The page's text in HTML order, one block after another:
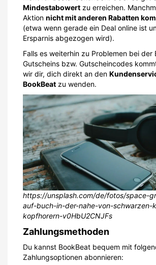
Mindestabowert zu erreichen.
Aktion nicht mit anderen Rabatten
(etwa wenn gerade ein Deal online ist
Ersparnis abgezogen wird).
Falls es weiterhin zu Problemen bei der
Gutscheins bzw. Gutscheincodes
wir dir, dich direkt an den
BookBeat zu wenden.
https://unsplash.com/de/fotos/space-
auf-buch-in-der-nahe-von-schwarzen-
kopfhorern-v0HbU2CNJFs
Zahlungsmethoden
Du kannst BookBeat bequem mit
Zahlungsoptionen abonnieren: